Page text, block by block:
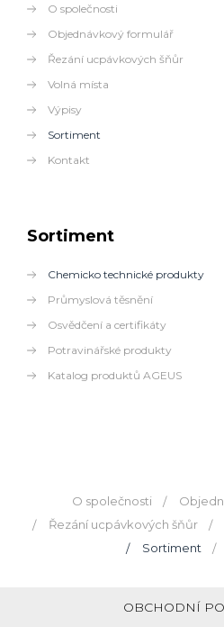
O společnosti
Objednávkový formulář
Řezání ucpávkových šňůr
Volná místa
Výpisy
Sortiment
Kontakt
Sortiment
Chemicko technické produkty
Průmyslová těsnění
Osvědčení a certifikáty
Potravinářské produkty
Katalog produktů AGEUS
O společnosti
Řezání ucpávkových šňůr
Sortiment
OBCHODNÍ